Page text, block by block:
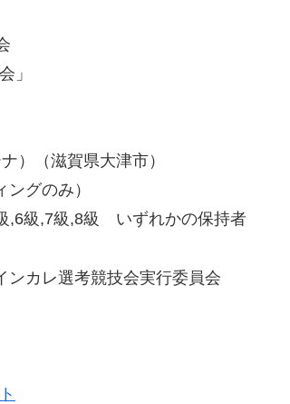
」
）（滋賀県大津市）
グのみ）
,6級,7級,8級 いずれかの保持者
ンカレ選考競技会実行委員会